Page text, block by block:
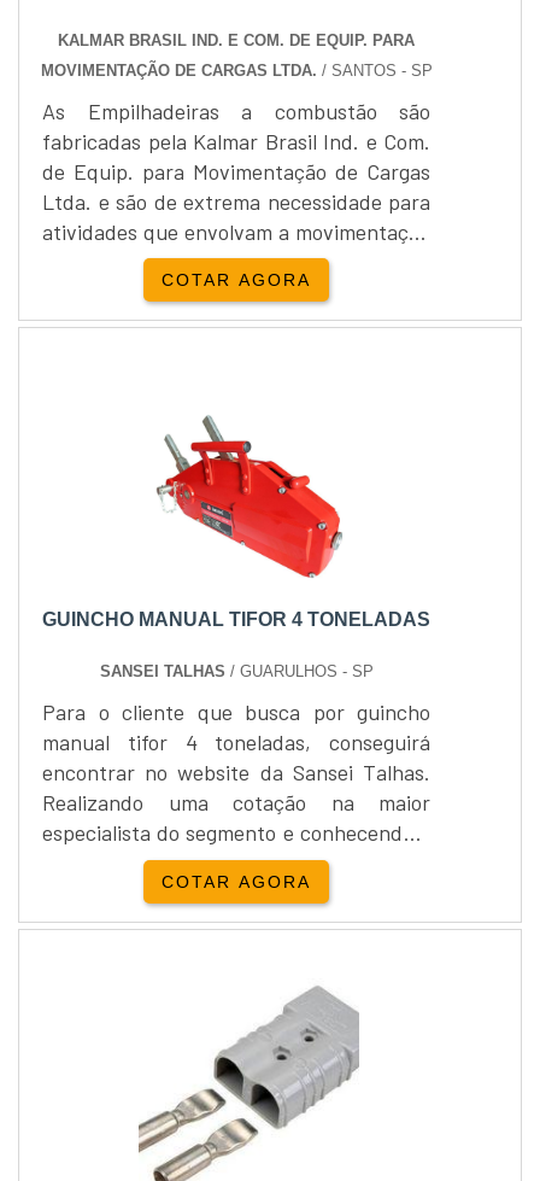
KALMAR BRASIL IND. E COM. DE EQUIP. PARA
MOVIMENTAÇÃO DE CARGAS LTDA. / SANTOS - SP
As Empilhadeiras a combustão são
fabricadas pela Kalmar Brasil Ind. e Com.
de Equip. para Movimentação de Cargas
Ltda. e são de extrema necessidade para
atividades que envolvam a movimentação
e transportação de cargas e materiais. As
Empilhadeiras a combustão são por
característica de desenvolvimento,
Empilhadeiras a combustão tem uma
capacidade de carga que varia entre 5 e
COTAR AGORA
GUINCHO MANUAL TIFOR 4 TONELADAS
SANSEI TALHAS / GUARULHOS - SP
Para o cliente que busca por guincho
manual tifor 4 toneladas, conseguirá
encontrar no website da Sansei Talhas.
Realizando uma cotação na maior
especialista do segmento e conhecendo a
líder da área de atuação.ALGUNS
DETALHES SOBRE GUINCHO MANUAL
TIFOR 4 TONELADASSe alguém procurar
altamente qualificada, descobre a Sansei
Talhas. Com grande expressão de
mercado quando o assunto é guincho
elétrico com trolley e empilhadeira
elétrica 3,5m, disponibilizando tudo que
há de mais atual para garantir a qualidade
final para cada cliente.Discorrendo ainda
COTAR AGORA